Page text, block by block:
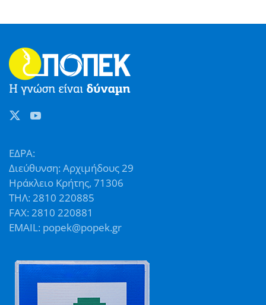
ΕΔΡΑ:
Διεύθυνση: Αρχιμήδους 29
Ηράκλειο Κρήτης, 71306
ΤΗΛ: 2810 220885
FAX: 2810 220881
EMAIL: popek@popek.gr